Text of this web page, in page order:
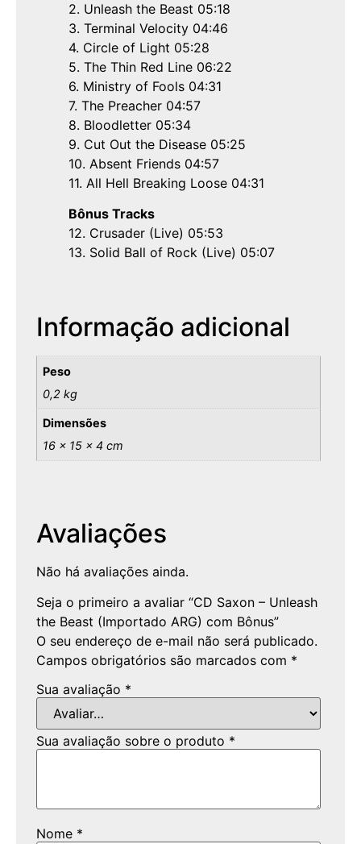
2. Unleash the Beast 05:18
3. Terminal Velocity 04:46
4. Circle of Light 05:28
5. The Thin Red Line 06:22
6. Ministry of Fools 04:31
7. The Preacher 04:57
8. Bloodletter 05:34
9. Cut Out the Disease 05:25
10. Absent Friends 04:57
11. All Hell Breaking Loose 04:31
Bônus Tracks
12. Crusader (Live) 05:53
13. Solid Ball of Rock (Live) 05:07
Informação adicional
Peso
0,2 kg
Dimensões
16 × 15 × 4 cm
Avaliações
Não há avaliações ainda.
Seja o primeiro a avaliar “CD Saxon – Unleash
the Beast (Importado ARG) com Bônus”
O seu endereço de e-mail não será publicado.
Campos obrigatórios são marcados com *
Sua avaliação *
Sua avaliação sobre o produto *
Nome *